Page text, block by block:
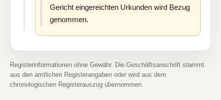
Gericht eingereichten Urkunden wird Bezug
genommen.
Registerinformationen ohne Gewähr. Die Geschäftsanschrift stammt
aus den amtlichen Registerangaben oder wird aus dem
chronologischen Registerauszug übernommen.